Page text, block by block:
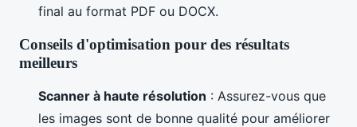
final au format PDF ou DOCX.
Conseils d'optimisation pour des résultats
meilleurs
Scanner à haute résolution : Assurez-vous que
les images sont de bonne qualité pour améliorer